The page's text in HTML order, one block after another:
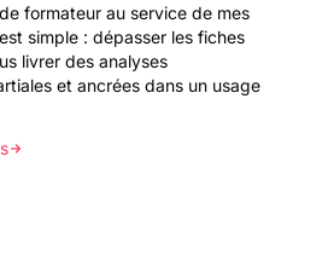
formateur au service de mes
simple : dépasser les fiches
livrer des analyses
et ancrées dans un usage